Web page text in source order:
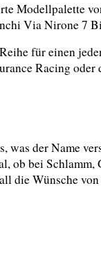
Modellpalette
Via Nirone 7
für einen
Racing
der Name
ob bei Schlamm,
die Wünsche